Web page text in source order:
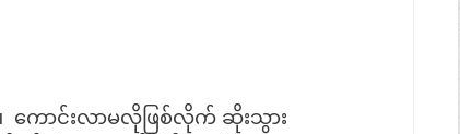
ကောင်းလာမလိုဖြစ်လိုက် ဆိုးသွား